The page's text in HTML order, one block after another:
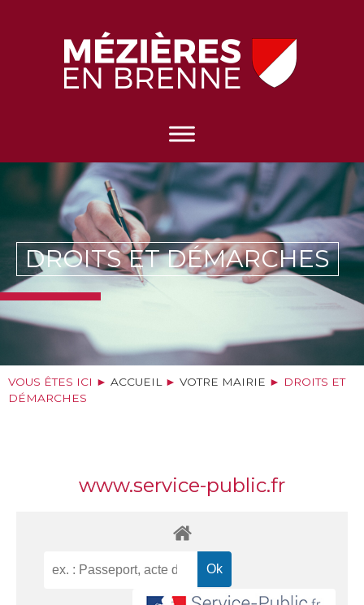
DROITS ET DÉMARCHES
VOUS ÊTES ICI ► ACCUEIL ► VOTRE MAIRIE ► DROITS ET
DÉMARCHES
www.service-public.fr